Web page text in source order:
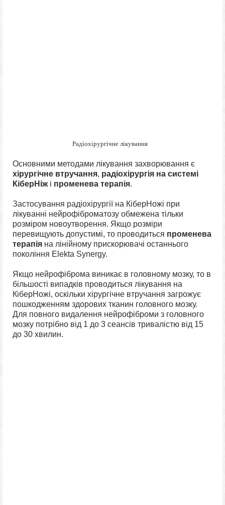
Радіохірургічне лікування
Основними методами лікування захворювання є
хірургічне втручання, радіохірургія на системі
КіберНіжі променева терапія.
Застосування радіохірургії на КіберНожі при
лікуванні нейрофіброматозу обмежена тільки
розміром новоутворення. Якщо розміри
перевищують допустимі, то проводиться променева
терапія на лінійному прискорювачі останнього
покоління Elekta Synergy.
Якщо нейрофіброма виникає в головному мозку, то в
більшості випадків проводиться лікування на
КіберНожі, оскільки хірургічне втручання загрожує
пошкодженням здорових тканин головного мозку.
Для повного видалення нейрофіброми з головного
мозку потрібно від 1 до 3 сеансів тривалістю від 15
до 30 хвилин.